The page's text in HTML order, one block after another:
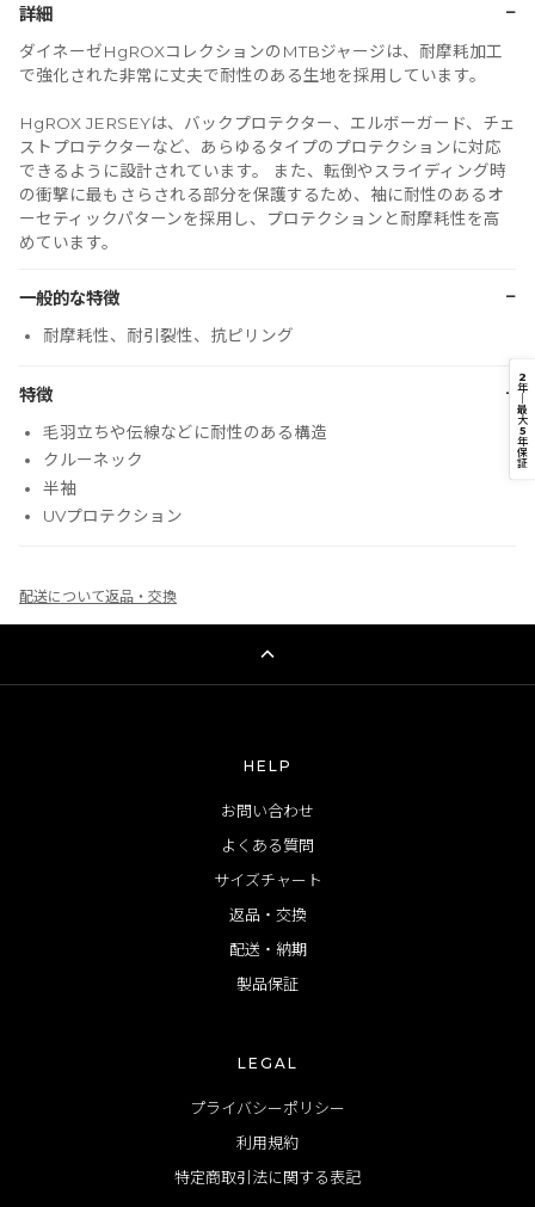
詳細 −
ダイネーゼHgROXコレクションのMTBジャージは、耐摩耗加工
で強化された非常に丈夫で耐性のある生地を採用しています。
HgROX JERSEYは、バックプロテクター、エルボーガード、チェ
ストプロテクターなど、あらゆるタイプのプロテクションに対応
できるように設計されています。 また、転倒やスライディング時
の衝撃に最もさらされる部分を保護するため、袖に耐性のあるオ
ーセティックパターンを採用し、プロテクションと耐摩耗性を高
めています。
一般的な特徴 −
耐摩耗性、耐引裂性、抗ピリング
特徴 −
毛羽立ちや伝線などに耐性のある構造
クルーネック
半袖
UVプロテクション
配送について返品・交換
2
年
｜
最
大
5
年
保
証
HELP
お問い合わせ
よくある質問
サイズチャート
返品・交換
配送・納期
製品保証
LEGAL
プライバシーポリシー
利用規約
特定商取引法に関する表記